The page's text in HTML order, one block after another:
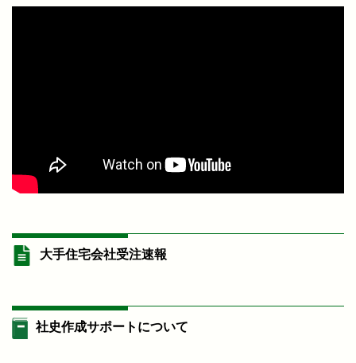
大手住宅会社受注速報
社史作成サポートについて